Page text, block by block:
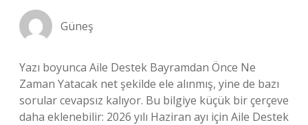
Güneş
Yazı boyunca Aile Destek Bayramdan Önce Ne
Zaman Yatacak net şekilde ele alınmış, yine de bazı
sorular cevapsız kalıyor. Bu bilgiye küçük bir çerçeve
daha eklenebilir: 2026 yılı Haziran ayı için Aile Destek